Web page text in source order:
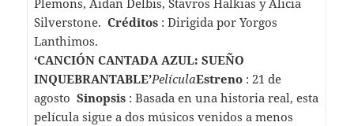
Plemons, Aidan Delbis, Stavros Halkias y Alicia
Silverstone. Créditos: Dirigida por Yorgos
Lanthimos.
‘CANCIÓN CANTADA AZUL: SUEÑO
INQUEBRANTABLE’PelículaEstreno: 21 de
agosto Sinopsis: Basada en una historia real, esta
película sigue a dos músicos venidos a menos